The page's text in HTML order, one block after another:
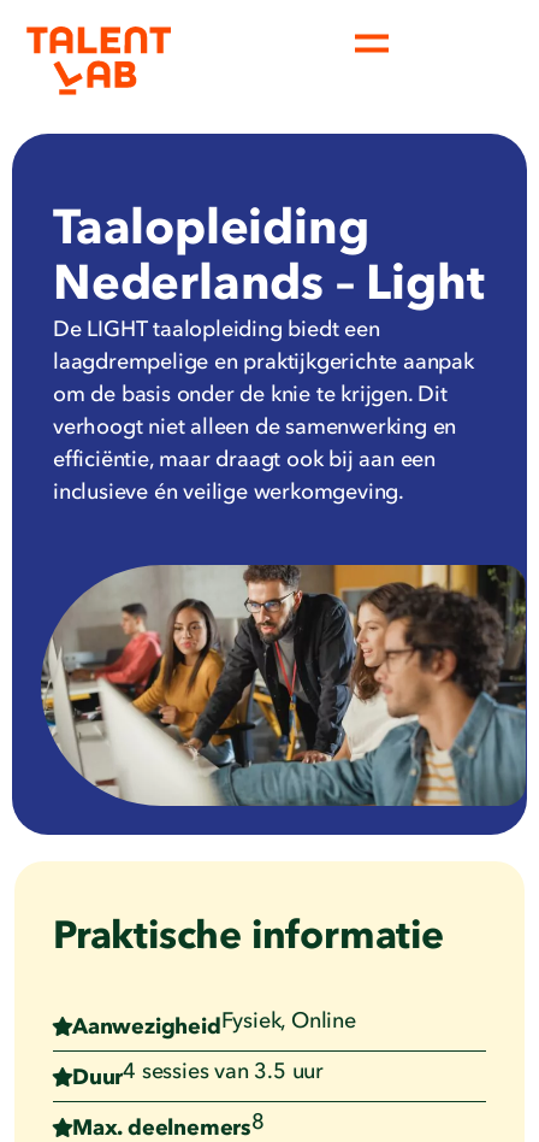
Taalopleiding
Nederlands – Light
De LIGHT taalopleiding biedt een
laagdrempelige en praktijkgerichte aanpak
om de basis onder de knie te krijgen. Dit
verhoogt niet alleen de samenwerking en
efficiëntie, maar draagt ook bij aan een
inclusieve én veilige werkomgeving.
Praktische informatie
Aanwezigheid Fysiek, Online
Duur4 sessies van 3.5 uur
Max. deelnemers8